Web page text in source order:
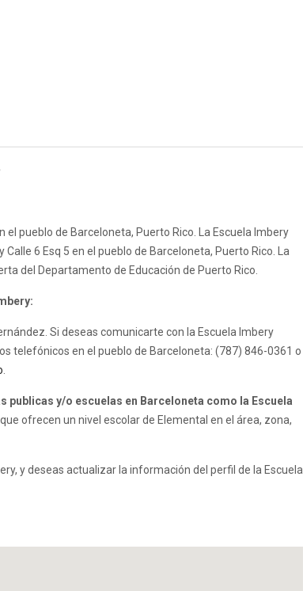
el pueblo de Barceloneta, Puerto Rico. La Escuela Imbery
6 Esq 5 en el pueblo de Barceloneta, Puerto Rico. La
del Departamento de Educación de Puerto Rico.
Si deseas comunicarte con la Escuela Imbery
telefónicos en el pueblo de Barceloneta: (787) 846-0361 o
publicas y/o escuelas en Barceloneta como la Escuela
ofrecen un nivel escolar de Elemental en el área, zona,
y deseas actualizar la información del perfil de la Escuela